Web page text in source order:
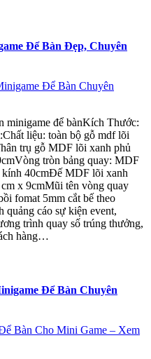
Để Bàn Đẹp, Chuyên
minigame để bànKích Thước:
liệu: toàn bộ gỗ mdf lõi
trụ gỗ MDF lõi xanh phủ
tròn bảng quay: MDF
kính 40cmĐế MDF lõi xanh
x 9cmMũi tên vòng quay
fomat 5mm cắt bế theo
quảng cáo sự kiện event,
trình quay số trúng thưởng,
hàng…
Để Bàn Chuyên